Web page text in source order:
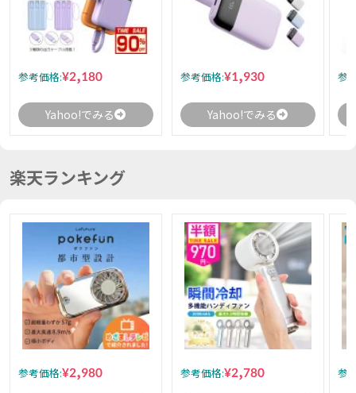
参考価格:¥2,180
Yahoo!でみる
参考価格:¥1,930
Yahoo!でみる
参
楽天ランキング
参考価格:¥2,980 参考価格:¥2,780 参